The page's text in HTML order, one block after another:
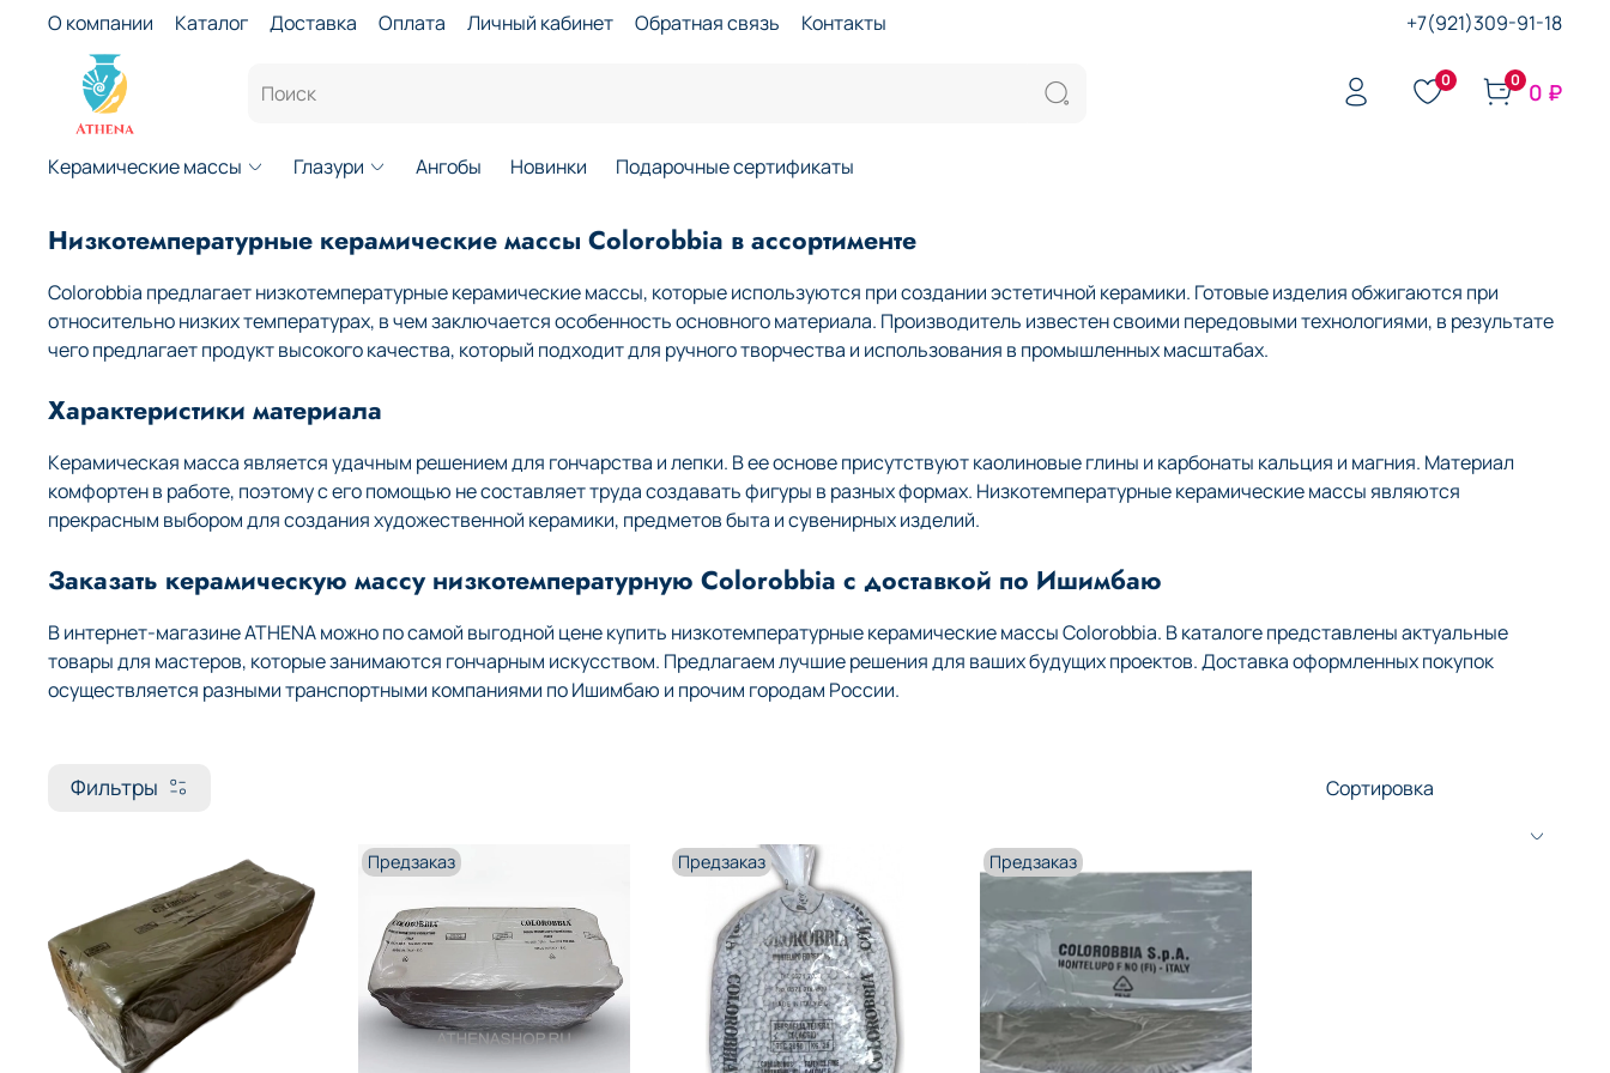
О компании Каталог Доставка Оплата Личный кабинет Обратная связь Контакты +7(921)309-91-18
0 0 0 ₽
Керамические массы Глазури Ангобы Новинки Подарочные сертификаты
Низкотемпературные керамические массы Colorobbia в ассортименте
Colorobbia предлагает низкотемпературные керамические массы, которые используются при создании эстетичной керамики. Готовые изделия обжигаются при
относительно низких температурах, в чем заключается особенность основного материала. Производитель известен своими передовыми технологиями, в результате
чего предлагает продукт высокого качества, который подходит для ручного творчества и использования в промышленных масштабах.
Характеристики материала
Керамическая масса является удачным решением для гончарства и лепки. В ее основе присутствуют каолиновые глины и карбонаты кальция и магния. Материал
комфортен в работе, поэтому с его помощью не составляет труда создавать фигуры в разных формах. Низкотемпературные керамические массы являются
прекрасным выбором для создания художественной керамики, предметов быта и сувенирных изделий.
Заказать керамическую массу низкотемпературную Colorobbia с доставкой по Ишимбаю
В интернет-магазине ATHENA можно по самой выгодной цене купить низкотемпературные керамические массы Colorobbia. В каталоге представлены актуальные
товары для мастеров, которые занимаются гончарным искусством. Предлагаем лучшие решения для ваших будущих проектов. Доставка оформленных покупок
осуществляется разными транспортными компаниями по Ишимбаю и прочим городам России.
Фильтры
Предзаказ Предзаказ Предзаказ